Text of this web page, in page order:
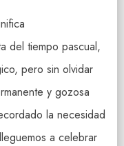
del tiempo pascual,
pero sin olvidar
y gozosa
la necesidad
a celebrar